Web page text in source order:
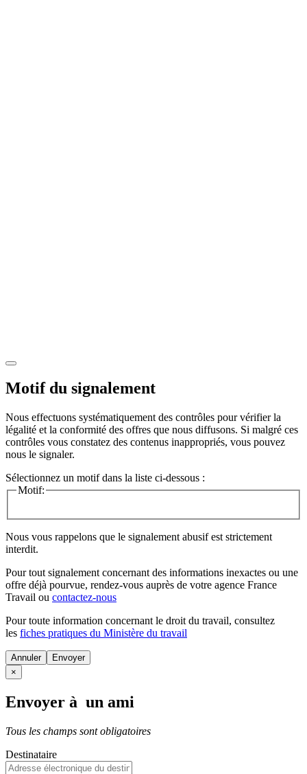
Motif du signalement
Nous effectuons systématiquement des contrôles pour vérifier la
légalité et la conformité des offres que nous diffusons. Si malgré ces
contrôles vous constatez des contenus inappropriés, vous pouvez
nous le signaler.
Sélectionnez un motif dans la liste ci-dessous :
Motif:
Nous vous rappelons que le signalement abusif est strictement
interdit.
Pour tout signalement concernant des informations inexactes ou une
offre déjà pourvue, rendez-vous auprès de votre agence France
Travail ou contactez-nous
Pour toute information concernant le droit du travail, consultez
les fiches pratiques du Ministère du travail
Annuler
×
Envoyer à un ami
Tous les champs sont obligatoires
Destinataire